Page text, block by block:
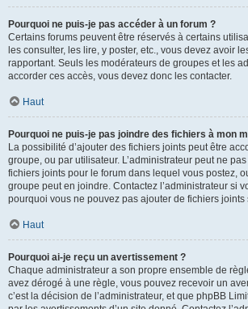
Pourquoi ne puis-je pas accéder à un forum ?
Certains forums peuvent être réservés à certains
les consulter, les lire, y poster, etc., vous devez avoir
rapportant. Seuls les modérateurs de groupes et les
accorder ces accès, vous devez donc les contacter.
Haut
Pourquoi ne puis-je pas joindre des fichiers à mon
La possibilité d’ajouter des fichiers joints peut être
groupe, ou par utilisateur. L’administrateur peut ne
fichiers joints pour le forum dans lequel vous postez,
groupe peut en joindre. Contactez l’administrateur si
pourquoi vous ne pouvez pas ajouter de fichiers joints
Haut
Pourquoi ai-je reçu un avertissement ?
Chaque administrateur a son propre ensemble de
avez dérogé à une règle, vous pouvez recevoir un
c’est la décision de l’administrateur, et que phpBB